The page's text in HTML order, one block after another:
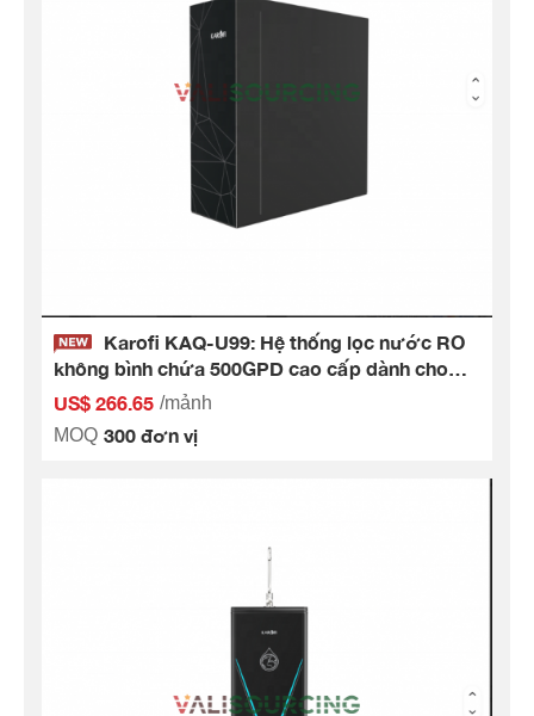
Karofi KAQ-U99: Hệ thống lọc nước RO
không bình chứa 500GPD cao cấp dành cho
doanh nghiệp hiện đại
US$ 266.65 /mảnh
MOQ 300 đơn vị